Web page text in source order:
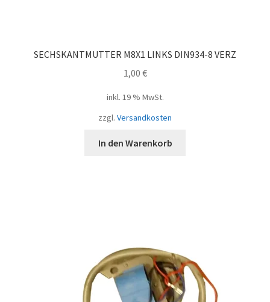
SECHSKANTMUTTER M8X1 LINKS DIN934-8 VERZ
1,00 €
inkl. 19 % MwSt.
zzgl. Versandkosten
In den Warenkorb